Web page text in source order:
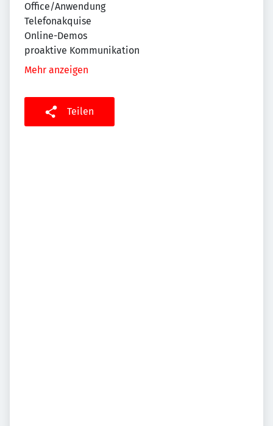
Office/Anwendung
Telefonakquise
Online-Demos
proaktive Kommunikation
Mehr anzeigen
Teilen